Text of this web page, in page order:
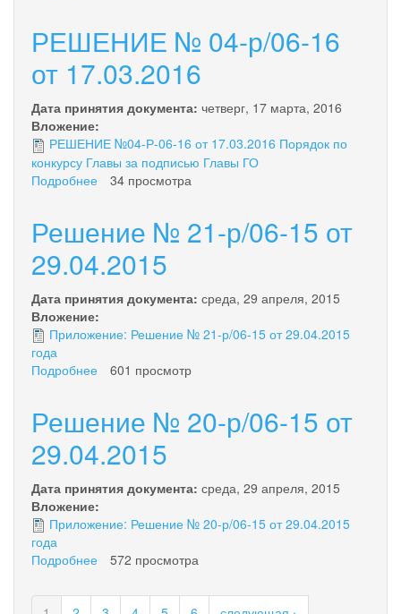
10-
Р/06-
16
24.03.2016
РЕШЕНИЕ № 04-р/06-16
от 17.03.2016
Дата принятия документа: четверг, 17 марта, 2016
Вложение:
РЕШЕНИЕ №04-Р-06-16 от 17.03.2016 Порядок по
конкурсу Главы за подписью Главы ГО
Подробнее
04-
16
17.03.2016
34 просмотра
Решение № 21-р/06-15 от
29.04.2015
Дата принятия документа: среда, 29 апреля, 2015
Вложение:
Приложение: Решение № 21-р/06-15 от 29.04.2015
года
Подробнее
21-
15
29.04.2015
601 просмотр
Решение № 20-р/06-15 от
29.04.2015
Дата принятия документа: среда, 29 апреля, 2015
Вложение:
Приложение: Решение № 20-р/06-15 от 29.04.2015
года
Подробнее
№
572 просмотра